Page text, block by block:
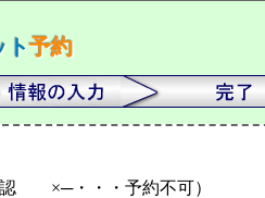
ト予約
×─・・・予約不可）